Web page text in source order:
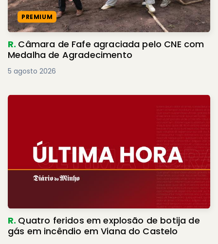
PREMIUM
R. Câmara de Fafe agraciada pelo CNE com
Medalha de Agradecimento
5 agosto 2026
R. Quatro feridos em explosão de botija de
gás em incêndio em Viana do Castelo